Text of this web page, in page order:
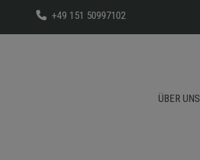
+49 151 50997102
ÜBER UNS